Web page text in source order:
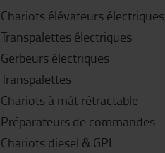
Chariots élévateurs électriques
Transpalettes électriques
Gerbeurs électriques
Transpalettes
Chariots à mât rétractable
Préparateurs de commandes
Chariots diesel & GPL